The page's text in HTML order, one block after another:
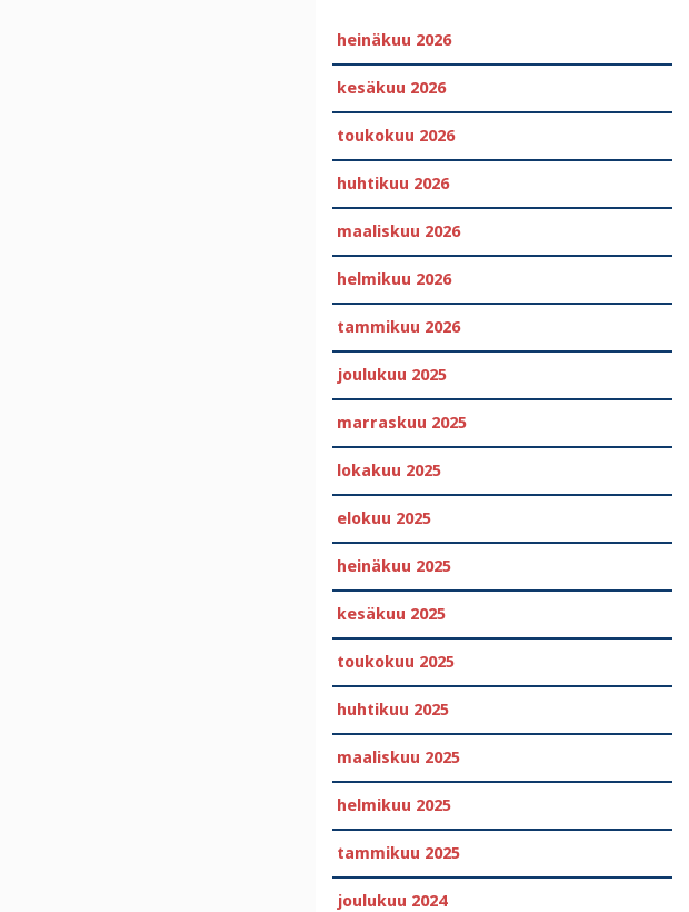
heinäkuu 2026
kesäkuu 2026
toukokuu 2026
huhtikuu 2026
maaliskuu 2026
helmikuu 2026
tammikuu 2026
joulukuu 2025
marraskuu 2025
lokakuu 2025
elokuu 2025
heinäkuu 2025
kesäkuu 2025
toukokuu 2025
huhtikuu 2025
maaliskuu 2025
helmikuu 2025
tammikuu 2025
joulukuu 2024